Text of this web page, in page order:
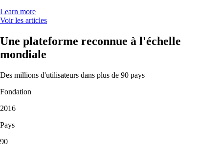
Learn more
Voir les articles
Une plateforme reconnue à l'échelle
mondiale
Des millions d'utilisateurs dans plus de 90 pays
Fondation
2016
Pays
90